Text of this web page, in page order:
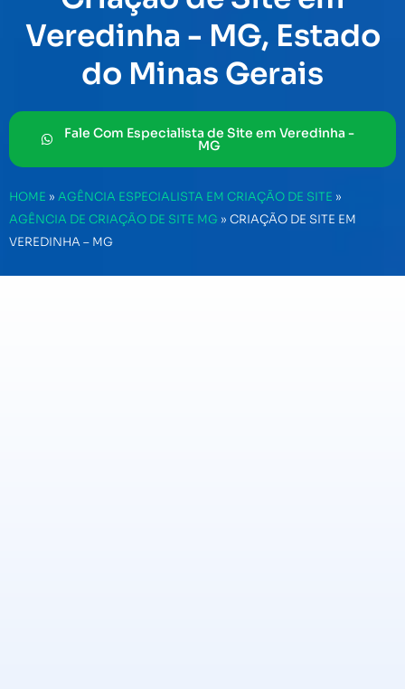
Veredinha - MG, Estado
do Minas Gerais
Fale Com Especialista de Site em Veredinha -
MG
HOME » AGÊNCIA ESPECIALISTA EM CRIAÇÃO DE SITE »
AGÊNCIA DE CRIAÇÃO DE SITE MG » CRIAÇÃO DE SITE EM
VEREDINHA – MG